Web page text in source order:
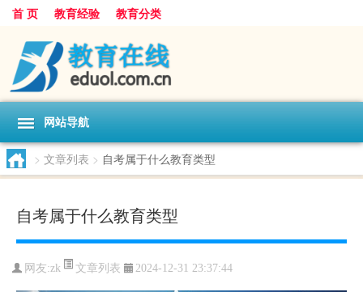
首 页 教育经验 教育分类
网站导航
> 文章列表 > 自考属于什么教育类型
自考属于什么教育类型
网友:zk 文章列表 2024-12-31 23:37:44